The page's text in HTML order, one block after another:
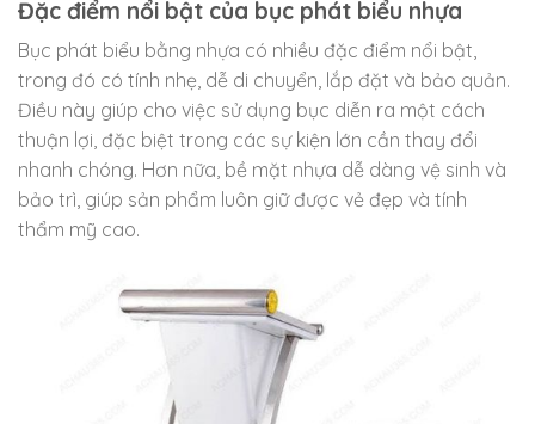
Đặc điểm nổi bật của bục phát biểu nhựa
Bục phát biểu bằng nhựa có nhiều đặc điểm nổi bật,
trong đó có tính nhẹ, dễ di chuyển, lắp đặt và bảo quản.
Điều này giúp cho việc sử dụng bục diễn ra một cách
thuận lợi, đặc biệt trong các sự kiện lớn cần thay đổi
nhanh chóng. Hơn nữa, bề mặt nhựa dễ dàng vệ sinh và
bảo trì, giúp sản phẩm luôn giữ được vẻ đẹp và tính
thẩm mỹ cao.